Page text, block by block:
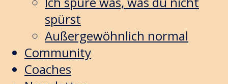
spürst
Außergewöhnlich normal
Community
Coaches